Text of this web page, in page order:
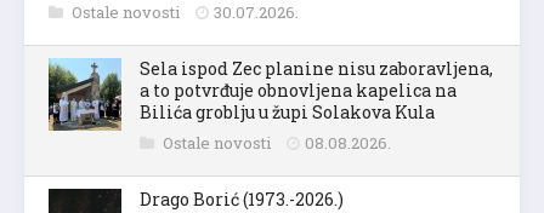
Ostale novosti 30.07.2026.
Sela ispod Zec planine nisu zaboravljena,
a to potvrđuje obnovljena kapelica na
Bilića groblju u župi Solakova Kula
Ostale novosti 08.08.2026.
Drago Borić (1973.-2026.)